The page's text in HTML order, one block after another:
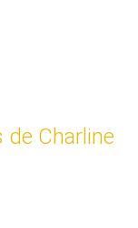
de Charline